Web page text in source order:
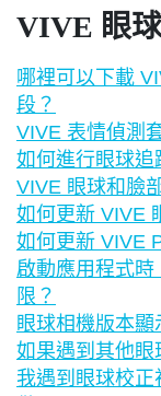
VIVE 眼
哪裡可以下載
段？
VIVE 表情偵測
如何進行眼球追
VIVE 眼球和臉
如何更新 VIVE
如何更新 VIVE
啟動應用程式
限？
眼球相機版本顯
如果遇到其他眼
我遇到眼球校